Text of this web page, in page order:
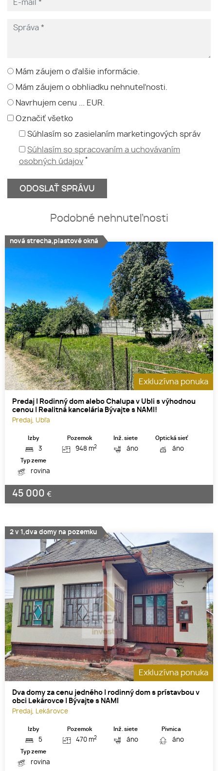
Mám záujem o ďalšie informácie.
Mám záujem o obhliadku nehnuteľnosti.
Navrhujem cenu ... EUR.
Označiť všetko
Súhlasím so zasielaním marketingových správ
Súhlasím so spracovaním a uchovávaním
osobných údajov *
Podobné nehnuteľnosti
Exkluzívna ponuka
Predaj | Rodinný dom alebo Chalupa v Ubli s výhodnou
cenou | Realitná kancelária Bývajte s NAMI!
Predaj, Ubľa
Izby
3
Pozemok
948 m2
Inž. siete
áno
Optická sieť
áno
Typ zeme
rovina
45 000 €
nová strecha,plastové okná
Exkluzívna ponuka
Dva domy za cenu jedného | rodinný dom s prístavbou v
obci Lekárovce | Bývajte s NAMI
Predaj, Lekárovce
Izby
5
Pozemok
470 m2
Inž. siete
áno
Pivnica
áno
Typ zeme
rovina
2 v 1,dva domy na pozemku